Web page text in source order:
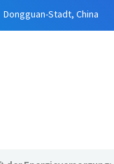
Dongguan-Stadt, China